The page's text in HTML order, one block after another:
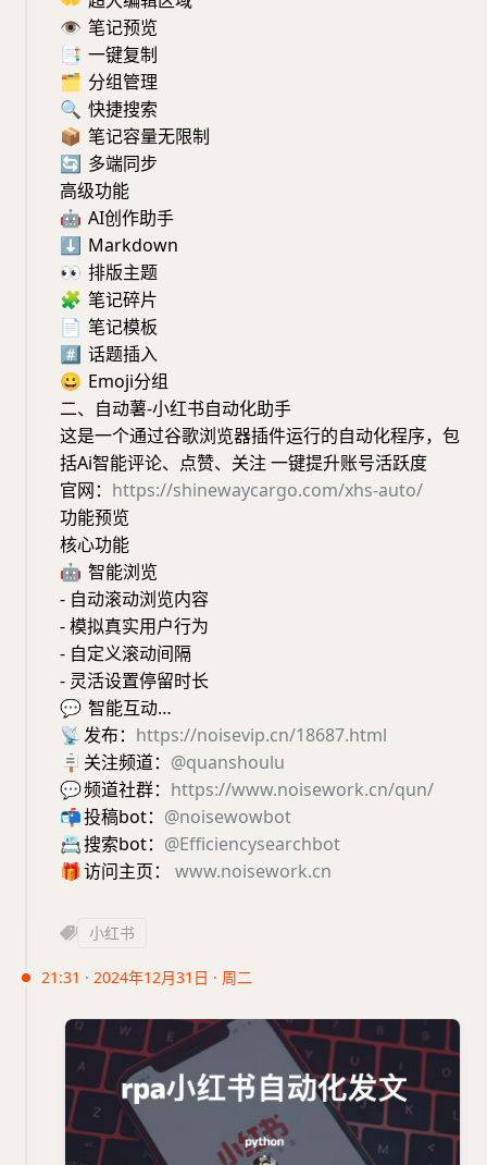
👁 笔记预览
📑 一键复制
🗂 分组管理
🔍 快捷搜索
📦 笔记容量无限制
🔄 多端同步
高级功能
🤖 AI创作助手
⬇️ Markdown
👀 排版主题
🧩 笔记碎片
📄 笔记模板
#️⃣ 话题插入
😀 Emoji分组
二、自动薯-小红书自动化助手
这是一个通过谷歌浏览器插件运行的自动化程序，包
括Ai智能评论、点赞、关注 一键提升账号活跃度
官网： https://shinewaycargo.com/xhs-auto/
功能预览
核心功能
🤖 智能浏览
- 自动滚动浏览内容
- 模拟真实用户行为
- 自定义滚动间隔
- 灵活设置停留时长
💬 智能互动…
📡发布： https://noisevip.cn/18687.html
🪧 关注频道： @quanshoulu
💬频道社群： https://www.noisework.cn/qun/
📬投稿bot： @noisewowbot
📇搜索bot： @Efficiencysearchbot
🎁访问主页： www.noisework.cn
小红书
21:31 · 2024年12月31日 · 周二